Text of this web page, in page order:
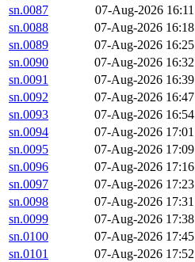
sn.0087
07-Aug-2026 16:11
sn.0088
07-Aug-2026 16:18
sn.0089
07-Aug-2026 16:25
sn.0090
07-Aug-2026 16:32
sn.0091
07-Aug-2026 16:39
sn.0092
07-Aug-2026 16:47
sn.0093
07-Aug-2026 16:54
sn.0094
07-Aug-2026 17:01
sn.0095
07-Aug-2026 17:09
sn.0096
07-Aug-2026 17:16
sn.0097
07-Aug-2026 17:23
sn.0098
07-Aug-2026 17:31
sn.0099
07-Aug-2026 17:38
sn.0100
07-Aug-2026 17:45
sn.0101
07-Aug-2026 17:52